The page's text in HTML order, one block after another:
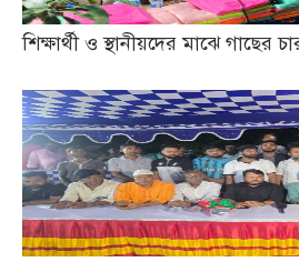
শিক্ষার্থী ও স্থানীয়দের মাঝে গাছের